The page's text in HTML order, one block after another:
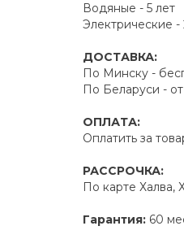
Водяные - 5 лет
Электрические -
ДОСТАВКА:
По Минску -
По Беларуси -
ОПЛАТА:
Оплатить за
РАССРОЧКА:
По карте Халва,
Гарантия: 60